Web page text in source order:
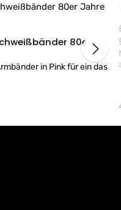
80er
in Pink für ein das